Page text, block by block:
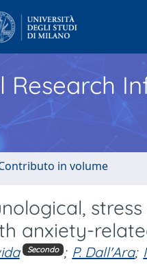
Research
in volume
anxiety-
Secondo ; P. Dall'Ara;